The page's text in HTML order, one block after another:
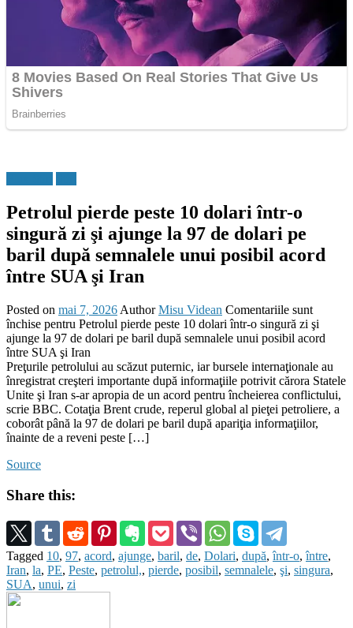
Petrolul pierde peste 10 dolari într-o
singură zi şi ajunge la 97 de dolari pe
baril după semnalele unui posibil acord
între SUA şi Iran
Posted on mai 7, 2026 Author Misu Videan Comentariile sunt
închise pentru Petrolul pierde peste 10 dolari într-o singură zi şi
ajunge la 97 de dolari pe baril după semnalele unui posibil acord
între SUA şi Iran
Preţurile petrolului au scăzut puternic, iar bursele internaţionale au
înregistrat creşteri importante după informaţiile potrivit cărora Statele
Unite şi Iran s-ar apropia de un acord pentru încheierea conflictului,
scrie BBC. Cotaţia Brent crude, reperul global al pieţei petroliere, a
coborât până la 97 de dolari pe baril după apariţia informaţiilor,
înainte de a reveni peste […]
Source
Share this:
Tagged 10, 97, acord, ajunge, baril, de, Dolari, după,într-o,între,
Iran, la, PE, Peste, petrolul,, pierde, posibil, semnalele, şi, singura,
SUA, unui, zi